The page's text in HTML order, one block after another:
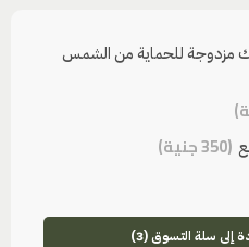
مزدوجة للحماية من الشمس
)
(
350جنية)
إلى سلة التسوق (3)